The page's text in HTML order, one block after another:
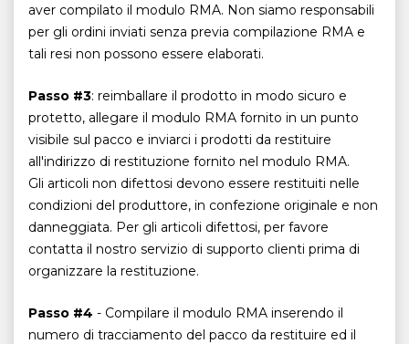
aver compilato il modulo RMA. Non siamo responsabili
per gli ordini inviati senza previa compilazione RMA e
tali resi non possono essere elaborati.
Passo #3: reimballare il prodotto in modo sicuro e
protetto, allegare il modulo RMA fornito in un punto
visibile sul pacco e inviarci i prodotti da restituire
all'indirizzo di restituzione fornito nel modulo RMA.
Gli articoli non difettosi devono essere restituiti nelle
condizioni del produttore, in confezione originale e non
danneggiata. Per gli articoli difettosi, per favore
contatta il nostro servizio di supporto clienti prima di
organizzare la restituzione.
Passo #4 - Compilare il modulo RMA inserendo il
numero di tracciamento del pacco da restituire ed il